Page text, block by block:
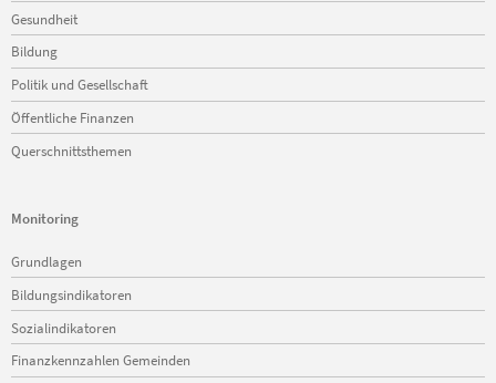
Gesundheit
Bildung
Politik und Gesellschaft
Öffentliche Finanzen
Querschnittsthemen
Monitoring
Navigation
überspringen
Grundlagen
Bildungsindikatoren
Sozialindikatoren
Finanzkennzahlen Gemeinden